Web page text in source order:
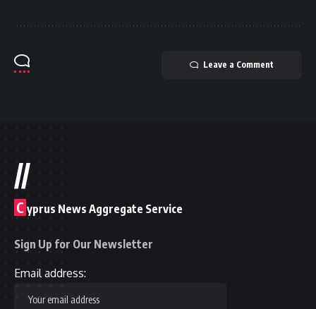
Leave a Comment
//
C yprus News Aggregate Service
Sign Up for Our Newsletter
Email address: